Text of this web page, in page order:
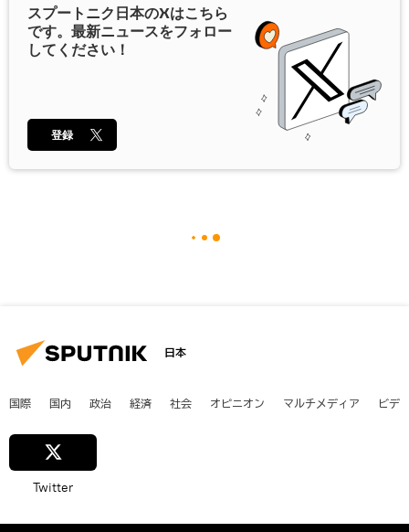
スプートニク日本のXはこちら
です。最新ニュースをフォロー
してください！
登録
日本
国際 国内 政治 経済 社会 オピニオン マルチメディア ビデ
Twitter